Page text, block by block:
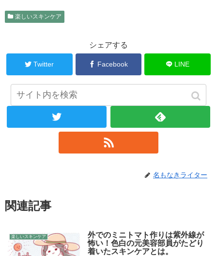
楽しいスキンケア
シェアする
Twitter Facebook LINE
名もなきライターをフォローする
名もなきライター
関連記事
楽しいスキンケア
外でのミニトマト作りは紫外線が
怖い！色白の元美容部員がたどり
着いたスキンケアとは。